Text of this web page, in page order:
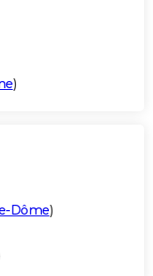
)
Dôme)